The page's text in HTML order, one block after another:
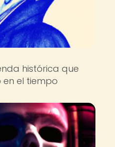
histórica que
el tiempo